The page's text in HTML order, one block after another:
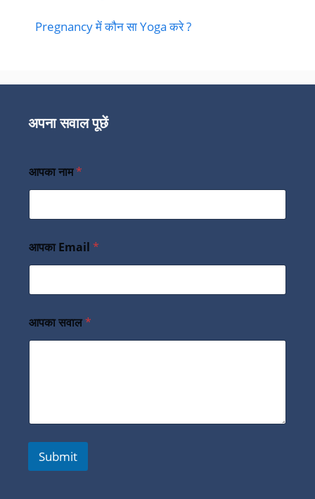
Pregnancy में कौन सा Yoga करे ?
अपना सवाल पूछें
आपका नाम*
आपका Email *
आपका सवाल*
Submit